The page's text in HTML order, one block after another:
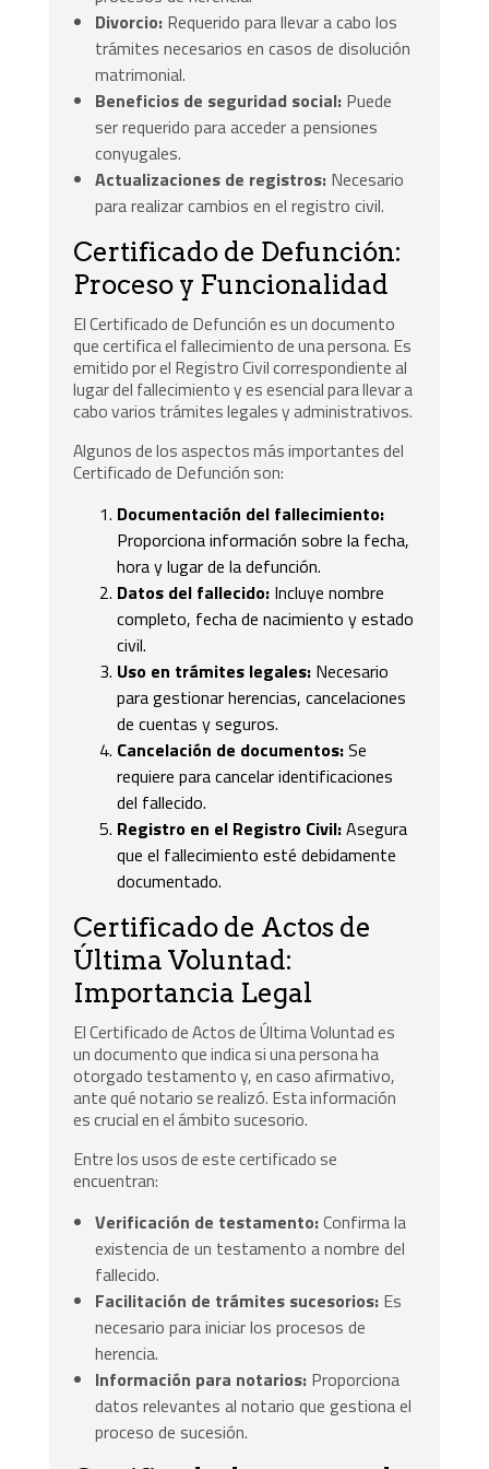
Divorcio: Requerido para llevar a cabo los
trámites necesarios en casos de disolución
matrimonial.
Beneficios de seguridad social: Puede
ser requerido para acceder a pensiones
conyugales.
Actualizaciones de registros: Necesario
para realizar cambios en el registro civil.
Certificado de Defunción:
Proceso y Funcionalidad
El Certificado de Defunción es un documento
que certifica el fallecimiento de una persona. Es
emitido por el Registro Civil correspondiente al
lugar del fallecimiento y es esencial para llevar a
cabo varios trámites legales y administrativos.
Algunos de los aspectos más importantes del
Certificado de Defunción son:
Documentación del fallecimiento:
Proporciona información sobre la fecha,
hora y lugar de la defunción.
Datos del fallecido: Incluye nombre
completo, fecha de nacimiento y estado
civil.
Uso en trámites legales: Necesario
para gestionar herencias, cancelaciones
de cuentas y seguros.
Cancelación de documentos:Se
requiere para cancelar identificaciones
del fallecido.
Registro en el Registro Civil:Asegura
que el fallecimiento esté debidamente
documentado.
Certificado de Actos de
Última Voluntad:
Importancia Legal
El Certificado de Actos de Última Voluntad es
un documento que indica si una persona ha
otorgado testamento y, en caso afirmativo,
ante qué notario se realizó. Esta información
es crucial en el ámbito sucesorio.
Entre los usos de este certificado se
encuentran:
Verificación de testamento:Confirma la
existencia de un testamento a nombre del
fallecido.
Facilitación de trámites sucesorios: Es
necesario para iniciar los procesos de
herencia.
Información para notarios: Proporciona
datos relevantes al notario que gestiona el
proceso de sucesión.